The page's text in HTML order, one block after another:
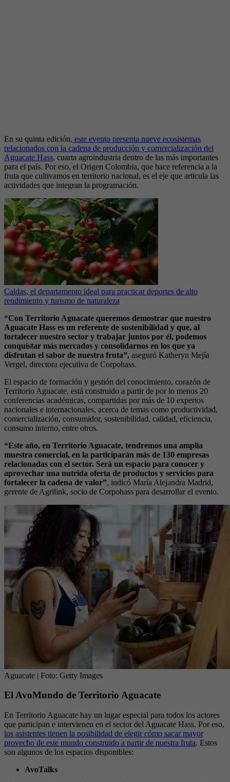
En su quinta edición, este evento presenta nueve ecosistemas
relacionados con la cadena de producción y comercialización del
Aguacate Hass, cuarta agroindustria dentro de las más importantes
para el país. Por eso, el Origen Colombia, que hace referencia a la
fruta que cultivamos en territorio nacional, es el eje que articula las
actividades que integran la programación.
Caldas, el departamento ideal para practicar deportes de alto
rendimiento y turismo de naturaleza
“Con Territorio Aguacate queremos demostrar que nuestro
Aguacate Hass es un referente de sostenibilidad y que, al
fortalecer nuestro sector y trabajar juntos por él, podemos
conquistar más mercados y consolidarnos en los que ya
disfrutan el sabor de nuestra fruta”, aseguró Katheryn Mejía
Vergel, directora ejecutiva de Corpohass.
El espacio de formación y gestión del conocimiento, corazón de
Territorio Aguacate, está construido a partir de por lo menos 20
conferencias académicas, compartidas por más de 10 expertos
nacionales e internacionales, acerca de temas como productividad,
comercialización, consumidor, sostenibilidad, calidad, eficiencia,
consumo interno, entre otros.
“Este año, en Territorio Aguacate, tendremos una amplia
muestra comercial, en la participarán más de 130 empresas
relacionadas con el sector. Será un espacio para conocer y
aprovechar una nutrida oferta de productos y servicios para
fortalecer la cadena de valor”, indicó María Alejandra Madrid,
gerente de Agrilink, socio de Corpohass para desarrollar el evento.
Aguacate | Foto: Getty Images
El AvoMundo de Territorio Aguacate
En Territorio Aguacate hay un lugar especial para todos los actores
que participan e intervienen en el sector del Aguacate Hass. Por eso,
los asistentes tienen la posibilidad de elegir cómo sacar mayor
provecho de este mundo construido a partir de nuestra fruta. Estos
son algunos de los espacios disponibles:
AvoTalks